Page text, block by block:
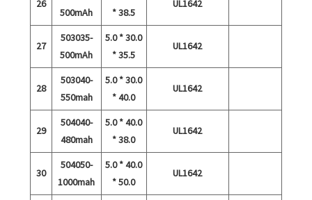
26
500mAh
* 38.5
UL1642
27
503035-
500mAh
5.0 * 30.0
* 35.5
UL1642
28
503040-
550mah
5.0 * 30.0
* 40.0
UL1642
29
504040-
480mah
5.0 * 40.0
* 38.0
UL1642
30
504050-
1000mah
5.0 * 40.0
* 50.0
UL1642